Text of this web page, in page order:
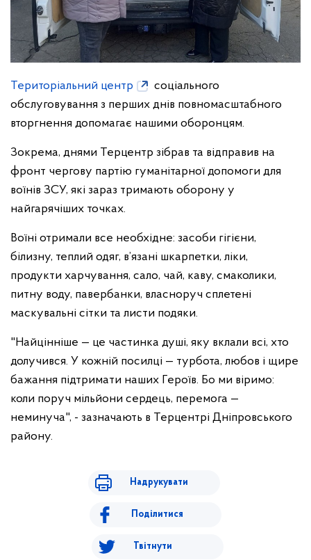
Територіальний центр
соціального
обслуговування з перших днів повномасштабного
вторгнення допомагає нашими оборонцям.
Зокрема, днями Терцентр зібрав та відправив на
фронт чергову партію гуманітарної допомоги для
воїнів ЗСУ, які зараз тримають оборону у
найгарячіших точках.
Воїні отримали все необхідне: засоби гігієни,
білизну, теплий одяг, в’язані шкарпетки, ліки,
продукти харчування, сало, чай, каву, смаколики,
питну воду, павербанки, власноруч сплетені
маскувальні сітки та листи подяки.
"Найцінніше — це частинка душі, яку вклали всі, хто
долучився. У кожній посилці — турбота, любов і щире
бажання підтримати наших Героїв. Бо ми віримо:
коли поруч мільйони сердець, перемога —
неминуча", - зазначають в Терцентрі Дніпровського
району.
Надрукувати
Поділитися
Твітнути